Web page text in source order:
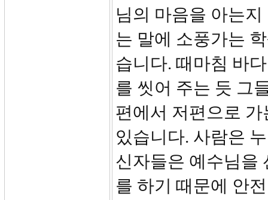
님의 마음을 아는
는 말에 소풍가는
습니다. 때마침 바
를 씻어 주는 듯 그
편에서 저편으로
있습니다. 사람은
신자들은 예수님을
를 하기 때문에 안